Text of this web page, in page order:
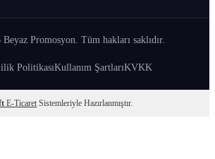
Promosyon. Tüm hakları saklıdır.
PolitikasıKullanım ŞartlarıKVKK
E-Ticaret Sistemleriyle Hazırlanmıştır.